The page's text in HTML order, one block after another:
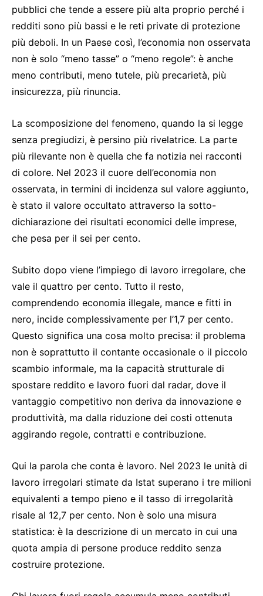
pubblici che tende a essere più alta proprio perché i
redditi sono più bassi e le reti private di protezione
più deboli. In un Paese così, l’economia non osservata
non è solo “meno tasse” o “meno regole”: è anche
meno contributi, meno tutele, più precarietà, più
insicurezza, più rinuncia.
La scomposizione del fenomeno, quando la si legge
senza pregiudizi, è persino più rivelatrice. La parte
più rilevante non è quella che fa notizia nei racconti
di colore. Nel 2023 il cuore dell’economia non
osservata, in termini di incidenza sul valore aggiunto,
è stato il valore occultato attraverso la sotto-
dichiarazione dei risultati economici delle imprese,
che pesa per il sei per cento.
Subito dopo viene l’impiego di lavoro irregolare, che
vale il quattro per cento. Tutto il resto,
comprendendo economia illegale, mance e fitti in
nero, incide complessivamente per l’1,7 per cento.
Questo significa una cosa molto precisa: il problema
non è soprattutto il contante occasionale o il piccolo
scambio informale, ma la capacità strutturale di
spostare reddito e lavoro fuori dal radar, dove il
vantaggio competitivo non deriva da innovazione e
produttività, ma dalla riduzione dei costi ottenuta
aggirando regole, contratti e contribuzione.
Qui la parola che conta è lavoro. Nel 2023 le unità di
lavoro irregolari stimate da Istat superano i tre milioni
equivalenti a tempo pieno e il tasso di irregolarità
risale al 12,7 per cento. Non è solo una misura
statistica: è la descrizione di un mercato in cui una
quota ampia di persone produce reddito senza
costruire protezione.